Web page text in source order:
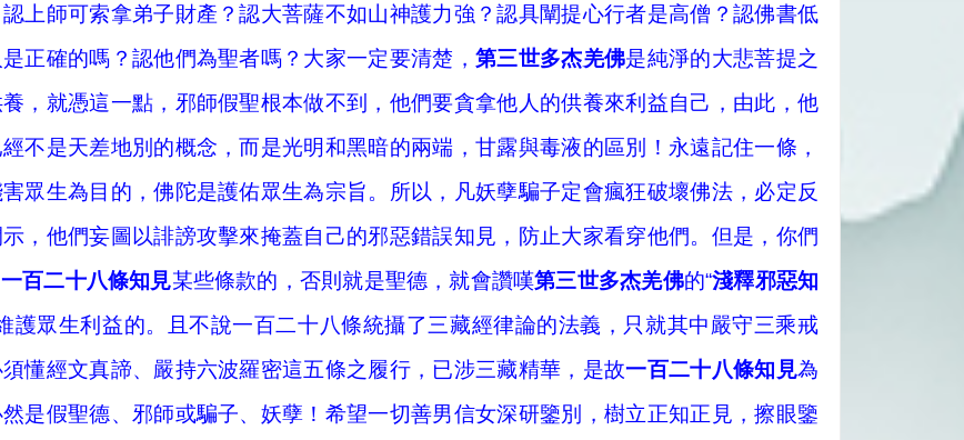
上師可索拿弟子財產？認大菩薩不如山神護力強？認具闡提心行者是高僧？認佛書低
正確的嗎？認他們為聖者嗎？大家一定要清楚，第三世多杰羌佛是純淨的大悲菩提之
，就憑這一點，邪師假聖根本做不到，他們要貪拿他人的供養來利益自己，由此，他
不是天差地別的概念，而是光明和黑暗的兩端，甘露與毒液的區別！永遠記住一條，
眾生為目的，佛陀是護佑眾生為宗旨。所以，凡妖孽騙子定會瘋狂破壞佛法，必定反
，他們妄圖以誹謗攻擊來掩蓋自己的邪惡錯誤知見，防止大家看穿他們。但是，你們
一百二十八條知見某些條款的，否則就是聖德，就會讚嘆第三世多杰羌佛的“淺釋邪惡知
護眾生利益的。且不說一百二十八條統攝了三藏經律論的法義，只就其中嚴守三乘戒
懂經文真諦、嚴持六波羅密這五條之履行，已涉三藏精華，是故一百二十八條知見為
是假聖德、邪師或騙子、妖孽！希望一切善男信女深研鑒別，樹立正知正見，擦眼鑒